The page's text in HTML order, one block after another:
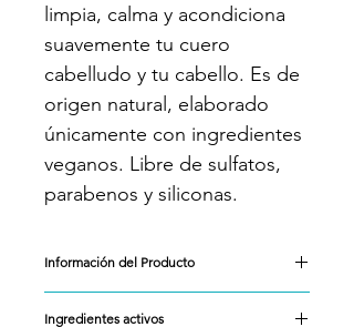
limpia, calma y acondiciona
suavemente tu cuero
cabelludo y tu cabello. Es de
origen natural, elaborado
únicamente con ingredientes
veganos. Libre de sulfatos,
parabenos y siliconas.
Información del Producto
Ingredientes activos